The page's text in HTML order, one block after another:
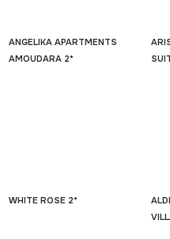
ANGELIKA APARTMENTS
AMOUDARA 2*
WHITE ROSE 2*